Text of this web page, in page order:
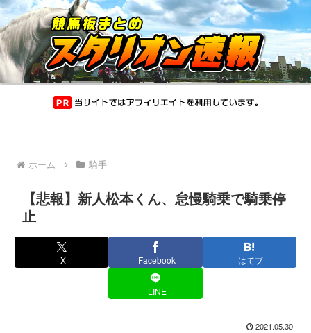
ホーム 騎手
【悲報】新人松本くん、怠慢騎乗で騎乗停
止
X Facebook はてブ
LINE
2021.05.30